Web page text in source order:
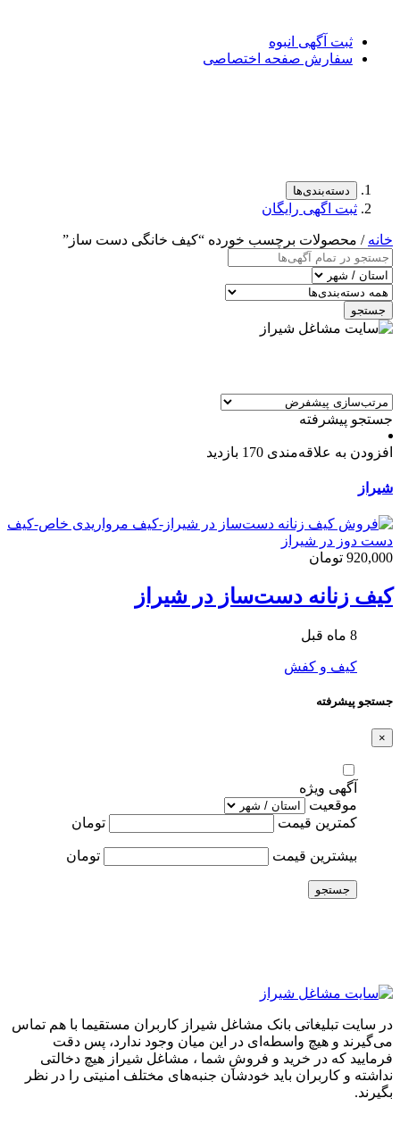
ثبت آگهی انبوه
سفارش صفحه اختصاصی
دسته‌بندی‌ها
ثبت اگهی رایگان
خانه / محصولات برچسب خورده “کیف خانگی دست ساز”
جستجو
جستجو پیشرفته
افزودن به علاقه‌مندی 170 بازدید
شیراز
920,000 تومان
کیف زنانه دست‌ساز در شیراز
8 ماه قبل
کیف و کفش
جستجو پیشرفته
×
آگهی ویژه
موقعیت
کمترین قیمت
تومان
بیشترین قیمت تومان
جستجو
در سایت تبلیغاتی بانک مشاغل شیراز کاربران مستقیما با هم تماس
می‌گیرند و هیچ واسطه‌ای در این میان وجود ندارد، پس دقت
فرمایید که در خرید و فروشِ شما ، مشاغل شیراز هیچ دخالتی
نداشته و کاربران باید خودشان جنبه‌های مختلف امنیتی را در نظر
بگیرند.